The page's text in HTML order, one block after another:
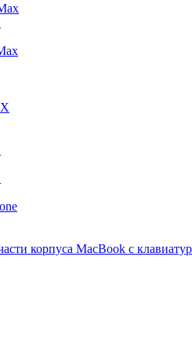
корпуса MacBook с